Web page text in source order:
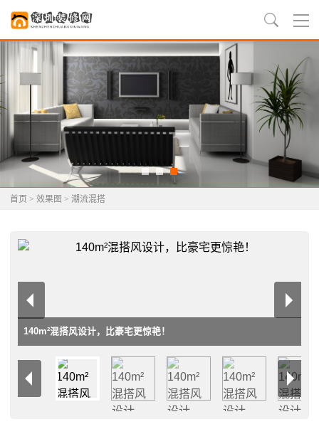
首页 > 效果图 > 潮流混搭
140m²混搭风设计，比豪宅更惊艳！